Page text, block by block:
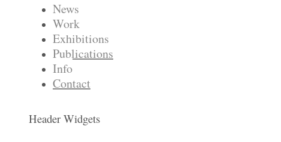
News
Work
Exhibitions
Publications
Info
Contact
Header Widgets